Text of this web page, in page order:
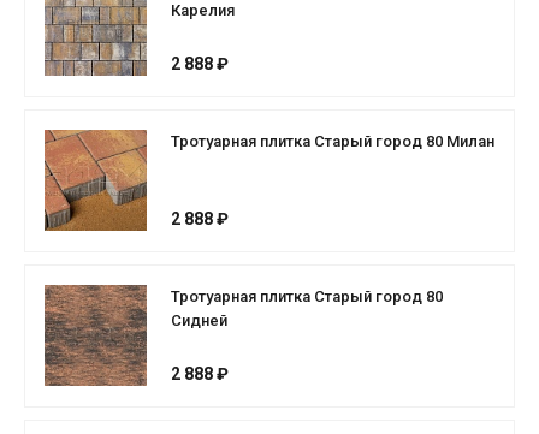
Карелия
2 888 ₽
Тротуарная плитка Старый город 80 Милан
2 888 ₽
Тротуарная плитка Старый город 80
Сидней
2 888 ₽